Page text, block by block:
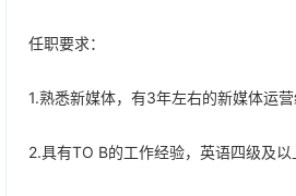
任职要求：
1.熟悉新媒体，有3年左右的新媒体运
2.具有TO B的工作经验，英语四级及以